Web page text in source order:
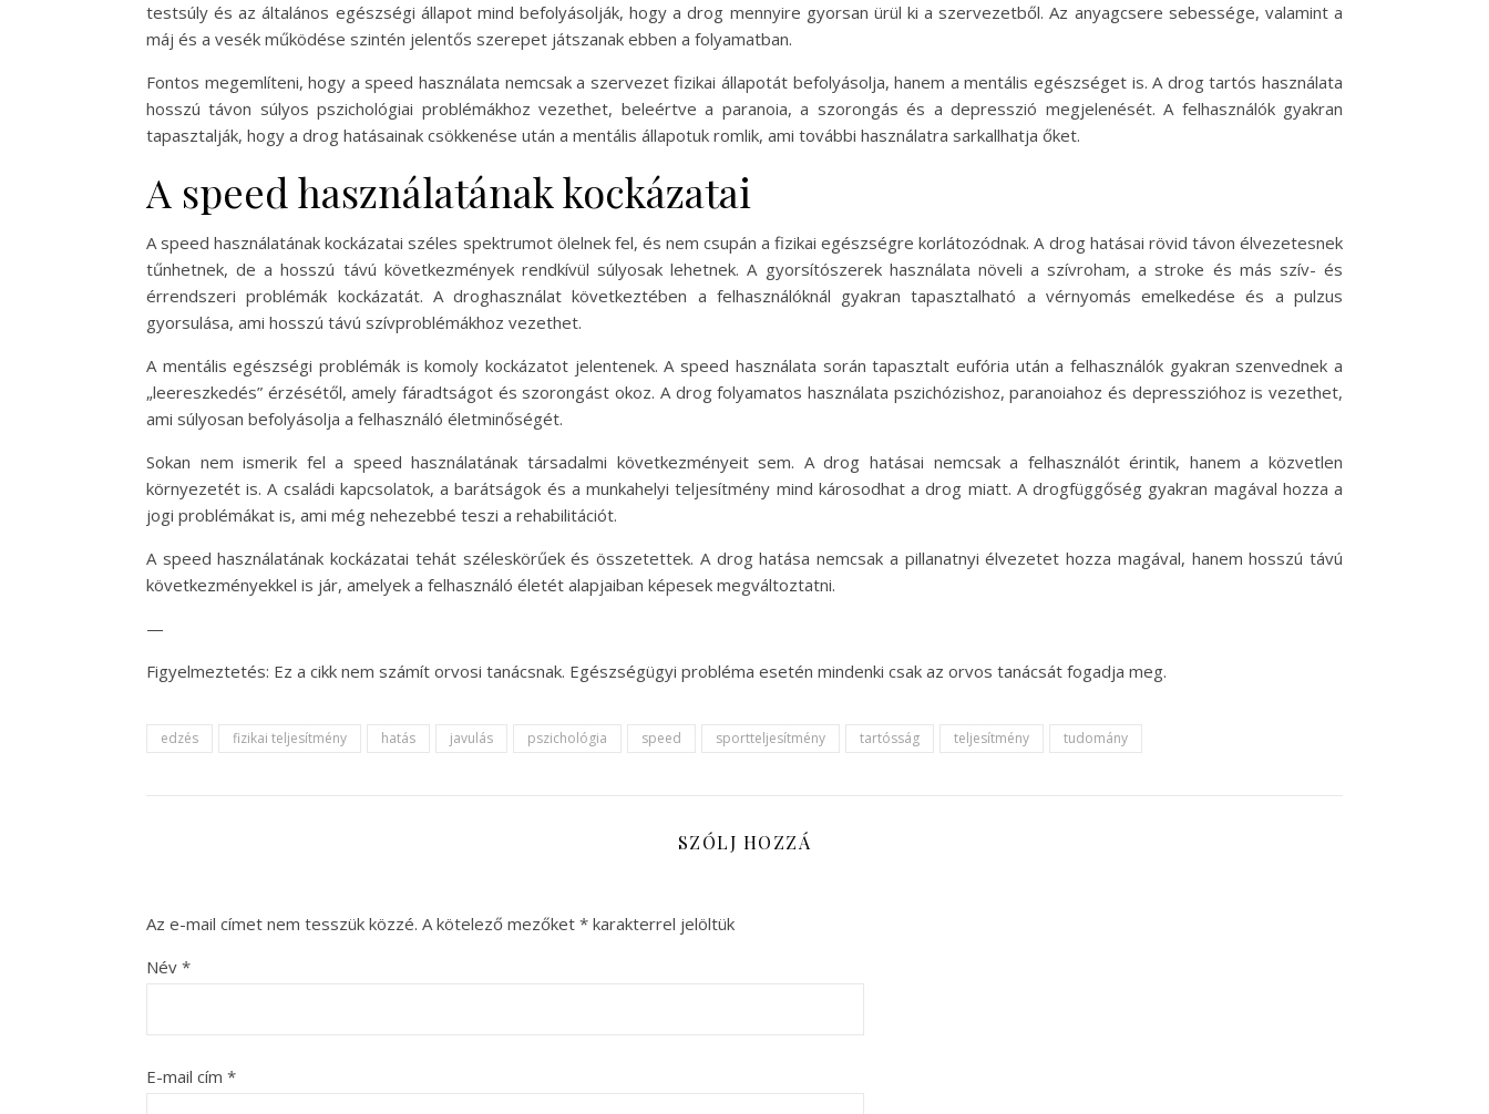
testsúly és az általános egészségi állapot mind befolyásolják, hogy a drog mennyire gyorsan ürül ki a szervezetből. Az anyagcsere sebessége, valamint a
máj és a vesék működése szintén jelentős szerepet játszanak ebben a folyamatban.
Fontos megemlíteni, hogy a speed használata nemcsak a szervezet fizikai állapotát befolyásolja, hanem a mentális egészséget is. A drog tartós használata
hosszú távon súlyos pszichológiai problémákhoz vezethet, beleértve a paranoia, a szorongás és a depresszió megjelenését. A felhasználók gyakran
tapasztalják, hogy a drog hatásainak csökkenése után a mentális állapotuk romlik, ami további használatra sarkallhatja őket.
A speed használatának kockázatai
A speed használatának kockázatai széles spektrumot ölelnek fel, és nem csupán a fizikai egészségre korlátozódnak. A drog hatásai rövid távon élvezetesnek
tűnhetnek, de a hosszú távú következmények rendkívül súlyosak lehetnek. A gyorsítószerek használata növeli a szívroham, a stroke és más szív- és
érrendszeri problémák kockázatát. A droghasználat következtében a felhasználóknál gyakran tapasztalható a vérnyomás emelkedése és a pulzus
gyorsulása, ami hosszú távú szívproblémákhoz vezethet.
A mentális egészségi problémák is komoly kockázatot jelentenek. A speed használata során tapasztalt eufória után a felhasználók gyakran szenvednek a
„leereszkedés” érzésétől, amely fáradtságot és szorongást okoz. A drog folyamatos használata pszichózishoz, paranoiahoz és depresszióhoz is vezethet,
ami súlyosan befolyásolja a felhasználó életminőségét.
Sokan nem ismerik fel a speed használatának társadalmi következményeit sem. A drog hatásai nemcsak a felhasználót érintik, hanem a közvetlen
környezetét is. A családi kapcsolatok, a barátságok és a munkahelyi teljesítmény mind károsodhat a drog miatt. A drogfüggőség gyakran magával hozza a
jogi problémákat is, ami még nehezebbé teszi a rehabilitációt.
A speed használatának kockázatai tehát széleskörűek és összetettek. A drog hatása nemcsak a pillanatnyi élvezetet hozza magával, hanem hosszú távú
következményekkel is jár, amelyek a felhasználó életét alapjaiban képesek megváltoztatni.
—
Figyelmeztetés: Ez a cikk nem számít orvosi tanácsnak. Egészségügyi probléma esetén mindenki csak az orvos tanácsát fogadja meg.
edzés fizikai teljesítmény hatás javulás pszichológia speed sportteljesítmény tartósság teljesítmény tudomány
SZÓLJ HOZZÁ
Az e-mail címet nem tesszük közzé. A kötelező mezőket * karakterrel jelöltük
Név *
E-mail cím *